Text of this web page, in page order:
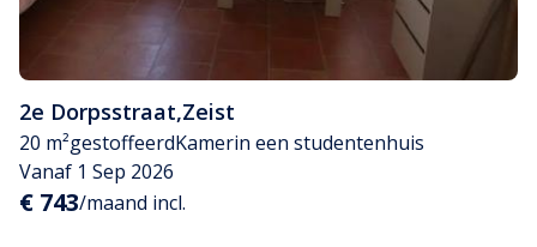
2e Dorpsstraat,Zeist
20 m²gestoffeerdKamerin een studentenhuis
Vanaf 1 Sep 2026
€ 743/maand incl.